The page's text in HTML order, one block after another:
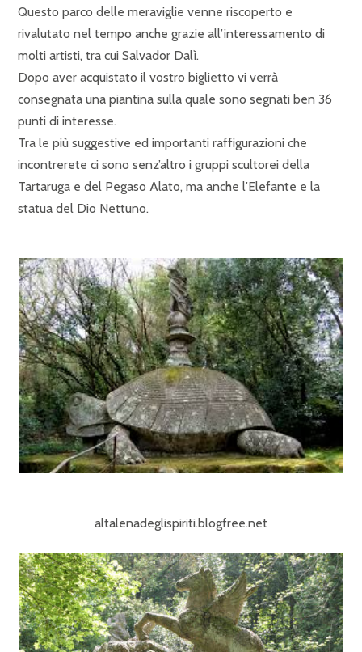
Questo parco delle meraviglie venne riscoperto e
rivalutato nel tempo anche grazie all’interessamento di
molti artisti, tra cui Salvador Dalì.
Dopo aver acquistato il vostro biglietto vi verrà
consegnata una piantina sulla quale sono segnati ben 36
punti di interesse.
Tra le più suggestive ed importanti raffigurazioni che
incontrerete ci sono senz’altro i gruppi scultorei della
Tartaruga e del Pegaso Alato, ma anche l’Elefante e la
statua del Dio Nettuno.
altalenadeglispiriti.blogfree.net